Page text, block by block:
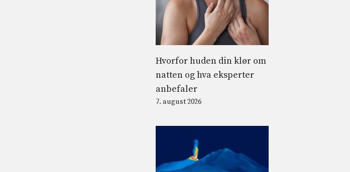
Hvorfor huden din klør om
natten og hva eksperter
anbefaler
7. august 2026